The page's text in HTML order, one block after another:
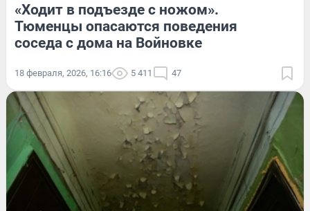
«Ходит в подъезде с ножом».
Тюменцы опасаются поведения
соседа с дома на Войновке
18 февраля, 2026, 16:16 5 411 47